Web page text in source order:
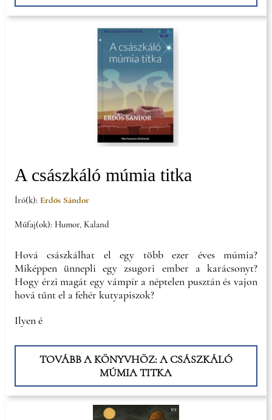
A császkáló múmia titka
Író(k): Erdős Sándor
Műfaj(ok): Humor, Kaland
Hová császkálhat el egy több ezer éves múmia?
Miképpen ünnepli egy zsugori ember a karácsonyt?
Hogy érzi magát egy vámpír a néptelen pusztán és vajon
hová tűnt el a fehér kutyapiszok?
Ilyen é
TOVÁBB A KÖNYVHÖZ: A CSÁSZKÁLÓ
MÚMIA TITKA